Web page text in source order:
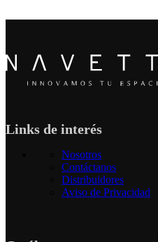
Links de interés
Nosotros
Contáctanos
Distribuidores
Aviso de Privacidad